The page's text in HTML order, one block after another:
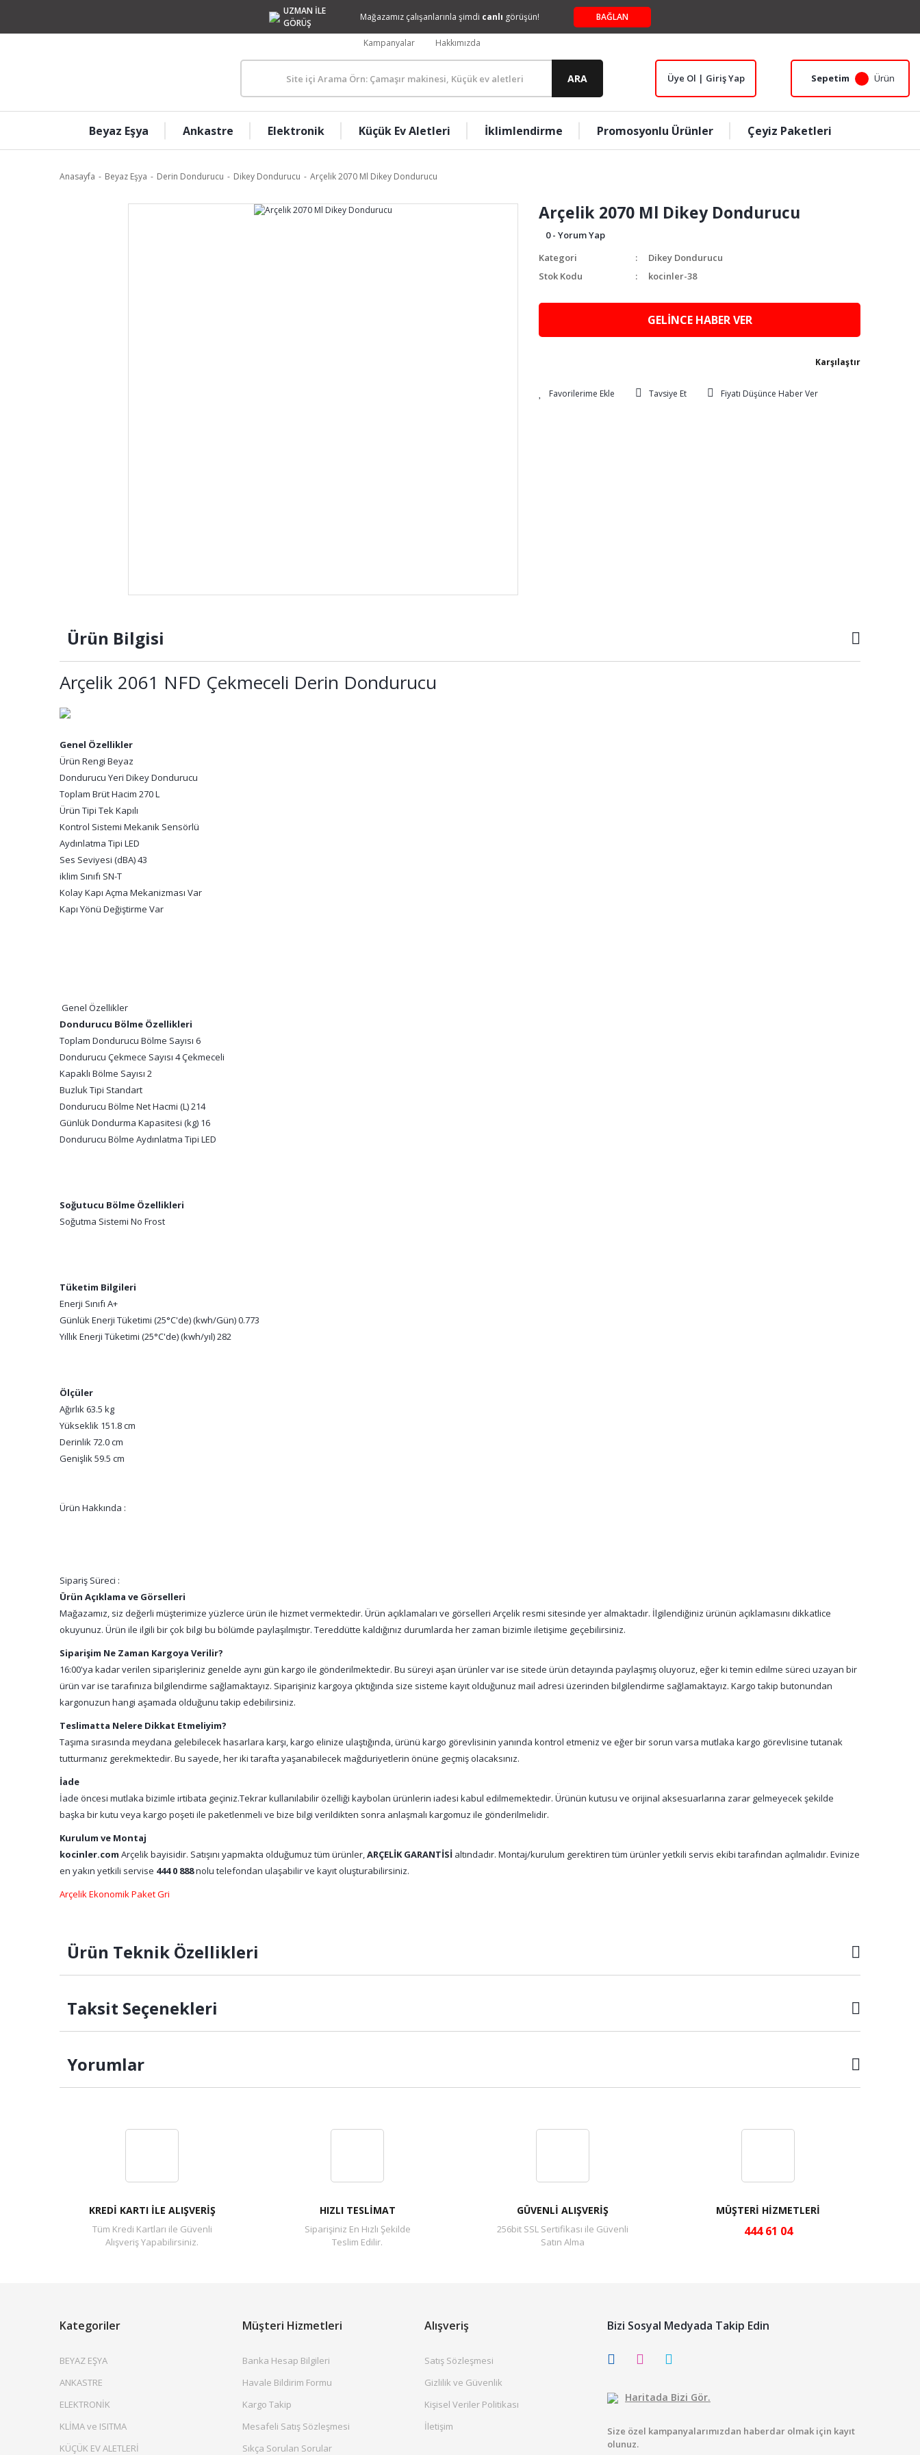
UZMAN İLE
GÖRÜŞ
Mağazamız çalışanlarınla şimdi canlı görüşün! BAĞLAN
Kampanyalar Hakkımızda
ARA Üye Ol | Giriş Yap Sepetim Ürün
Beyaz Eşya Ankastre Elektronik Küçük Ev Aletleri İklimlendirme Promosyonlu Ürünler Çeyiz Paketleri
Anasayfa Beyaz Eşya Derin Dondurucu Dikey Dondurucu Arçelik 2070 Ml Dikey Dondurucu
Arçelik 2070 Ml Dikey Dondurucu
0 - Yorum Yap
Kategori
Dikey Dondurucu
Stok Kodu
kocinler-38
GELİNCE HABER VER
Karşılaştır
Tavsiye Et Fiyatı Düşünce Haber Ver
Ürün Bilgisi
Arçelik 2061 NFD Çekmeceli Derin Dondurucu
Genel Özellikler
Ürün Rengi Beyaz
Dondurucu Yeri Dikey Dondurucu
Toplam Brüt Hacim 270 L
Ürün Tipi Tek Kapılı
Kontrol Sistemi Mekanik Sensörlü
Aydınlatma Tipi LED
Ses Seviyesi (dBA) 43
iklim Sınıfı SN-T
Kolay Kapı Açma Mekanizması Var
Kapı Yönü Değiştirme Var
Genel Özellikler
Dondurucu Bölme Özellikleri
Toplam Dondurucu Bölme Sayısı 6
Dondurucu Çekmece Sayısı 4 Çekmeceli
Kapaklı Bölme Sayısı 2
Buzluk Tipi Standart
Dondurucu Bölme Net Hacmi (L) 214
Günlük Dondurma Kapasitesi (kg) 16
Dondurucu Bölme Aydınlatma Tipi LED
Soğutucu Bölme Özellikleri
Soğutma Sistemi No Frost
Tüketim Bilgileri
Enerji Sınıfı A+
Günlük Enerji Tüketimi (25°C'de) (kwh/Gün) 0.773
Yıllık Enerji Tüketimi (25°C'de) (kwh/yıl) 282
Ölçüler
Ağırlık 63.5 kg
Yükseklik 151.8 cm
Derinlik 72.0 cm
Genişlik 59.5 cm
Ürün Hakkında :
Sipariş Süreci :
Ürün Açıklama ve Görselleri
Mağazamız, siz değerli müşterimize yüzlerce ürün ile hizmet vermektedir. Ürün açıklamaları ve görselleri Arçelik resmi sitesinde yer almaktadır. İlgilendiğiniz ürünün açıklamasını dikkatlice
okuyunuz. Ürün ile ilgili bir çok bilgi bu bölümde paylaşılmıştır. Tereddütte kaldığınız durumlarda her zaman bizimle iletişime geçebilirsiniz.
Siparişim Ne Zaman Kargoya Verilir?
16:00'ya kadar verilen siparişleriniz genelde aynı gün kargo ile gönderilmektedir. Bu süreyi aşan ürünler var ise sitede ürün detayında paylaşmış oluyoruz, eğer ki temin edilme süreci uzayan bir
ürün var ise tarafınıza bilgilendirme sağlamaktayız. Siparişiniz kargoya çıktığında size sisteme kayıt olduğunuz mail adresi üzerinden bilgilendirme sağlamaktayız. Kargo takip butonundan
kargonuzun hangi aşamada olduğunu takip edebilirsiniz.
Teslimatta Nelere Dikkat Etmeliyim?
Taşıma sırasında meydana gelebilecek hasarlara karşı, kargo elinize ulaştığında, ürünü kargo görevlisinin yanında kontrol etmeniz ve eğer bir sorun varsa mutlaka kargo görevlisine tutanak
tutturmanız gerekmektedir. Bu sayede, her iki tarafta yaşanabilecek mağduriyetlerin önüne geçmiş olacaksınız.
İade
İade öncesi mutlaka bizimle irtibata geçiniz.Tekrar kullanılabilir özelliği kaybolan ürünlerin iadesi kabul edilmemektedir. Ürünün kutusu ve orijinal aksesuarlarına zarar gelmeyecek şekilde
başka bir kutu veya kargo poşeti ile paketlenmeli ve bize bilgi verildikten sonra anlaşmalı kargomuz ile gönderilmelidir.
Kurulum ve Montaj
kocinler.com Arçelik bayisidir. Satışını yapmakta olduğumuz tüm ürünler,ARÇELİK GARANTİSİ altındadır. Montaj/kurulum gerektiren tüm ürünler yetkili servis ekibi tarafından açılmalıdır. Evinize
en yakın yetkili servise 444 0 888nolu telefondan ulaşabilir ve kayıt oluşturabilirsiniz.
Arçelik Ekonomik Paket Gri
Ürün Teknik Özellikleri
Taksit Seçenekleri
Yorumlar
KREDİ KARTI İLE ALIŞVERİŞ
Tüm Kredi Kartları ile Güvenli
Alışveriş Yapabilirsiniz.
HIZLI TESLİMAT
Siparişiniz En Hızlı Şekilde
Teslim Edilir.
GÜVENLİ ALIŞVERİŞ
256bit SSL Sertifikası ile Güvenli
Satın Alma
MÜŞTERİ HİZMETLERİ
444 61 04
Kategoriler
BEYAZ EŞYA
ANKASTRE
ELEKTRONİK
KLİMA ve ISITMA
KÜÇÜK EV ALETLERİ
Müşteri Hizmetleri
Banka Hesap Bilgileri
Havale Bildirim Formu
Kargo Takip
Mesafeli Satış Sözleşmesi
Sıkça Sorulan Sorular
Alışveriş
Satış Sözleşmesi
Gizlilik ve Güvenlik
Kişisel Veriler Politikası
İletişim
Bizi Sosyal Medyada Takip Edin
Haritada Bizi Gör.
Size özel kampanyalarımızdan haberdar olmak için kayıt
olunuz.